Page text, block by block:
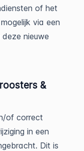
of het
via een
nieuwe
&
of correct
in een
Dit is